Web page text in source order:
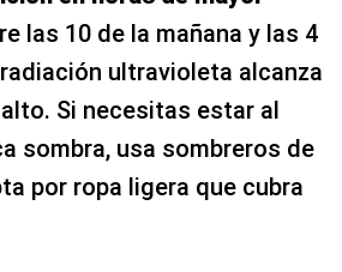
las 10 de la mañana y las 4
ultravioleta alcanza
Si necesitas estar al
sombra, usa sombreros de
por ropa ligera que cubra